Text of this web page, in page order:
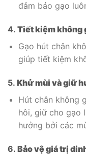
đảm bảo gạo
4. Tiết kiệm không
Gạo hút chân
giúp tiết kiệm
5. Khử mùi và giữ
Hút chân không
hôi, giữ cho gạo
hưởng bởi các
6. Bảo vệ giá trị